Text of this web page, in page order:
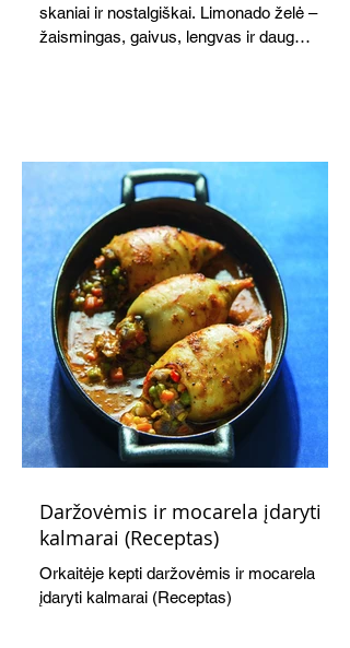
skaniai ir nostalgiškai. Limonado želė –
žaismingas, gaivus, lengvas ir daug
Daržovėmis ir mocarela įdaryti
kalmarai (Receptas)
Orkaitėje kepti daržovėmis ir mocarela
įdaryti kalmarai (Receptas)